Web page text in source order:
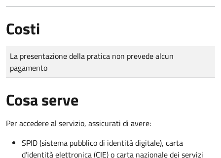
Costi
Tipo di pagamento
Importo
La presentazione della pratica non prevede alcun
pagamento
Cosa serve
Per accedere al servizio, assicurati di avere:
SPID (sistema pubblico di identità digitale), carta
d’identità elettronica (CIE) o carta nazionale dei servizi